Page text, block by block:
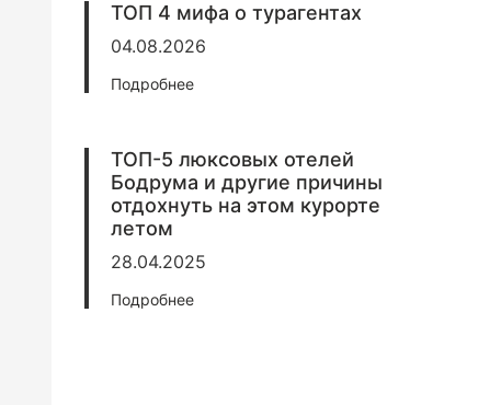
ТОП 4 мифа о турагентах
04.08.2026
Подробнее
ТОП-5 люксовых отелей
Бодрума и другие причины
отдохнуть на этом курорте
летом
28.04.2025
Подробнее